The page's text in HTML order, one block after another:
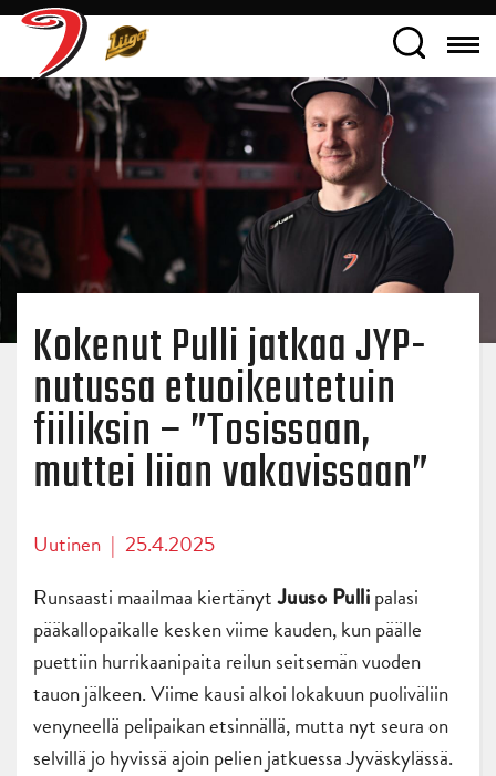
Kokenut Pulli jatkaa JYP-
nutussa etuoikeutetuin
fiiliksin – ”Tosissaan,
muttei liian vakavissaan”
Uutinen | 25.4.2025
Runsaasti maailmaa kiertänytJuuso Pullipalasi
pääkallopaikalle kesken viime kauden, kun päälle
puettiin hurrikaanipaita reilun seitsemän vuoden
tauon jälkeen. Viime kausi alkoi lokakuun puoliväliin
venyneellä pelipaikan etsinnällä, mutta nyt seura on
selvillä jo hyvissä ajoin pelien jatkuessa Jyväskylässä.